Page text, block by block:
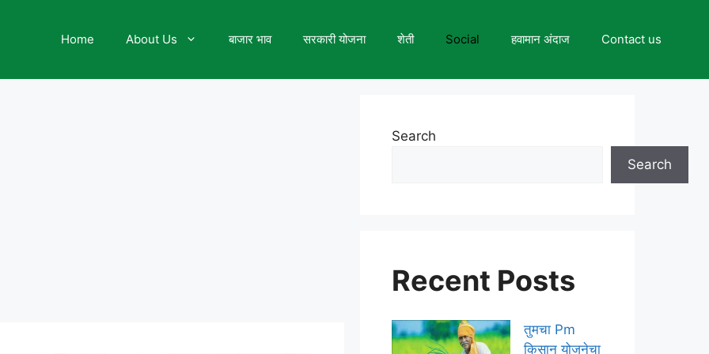
Home About Us बाजार भाव सरकारी योजना शेती Social हवामान अंदाज Contact us
Search
Search
Recent Posts
तुमचा Pm
किसान योजनेचा